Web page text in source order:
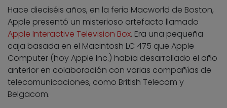
Hace dieciséis años, en la feria Macworld de Boston,
Apple presentó un misterioso artefacto llamado
Apple Interactive Television Box. Era una pequeña
caja basada en el Macintosh LC 475 que Apple
Computer (hoy Apple Inc.) había desarrollado el año
anterior en colaboración con varias compañías de
telecomunicaciones, como British Telecom y
Belgacom.